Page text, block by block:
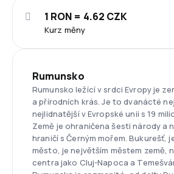
Kurz měny
1 RON = 4.62 CZK
Rumunsko
Rumunsko ležící v srdci Evropy je
a přírodních krás. Je to dvanácté
nejlidnatější v Evropské unii s 19
Země je ohraničena šesti národy a
hraničí s Černým mořem. Bukurešť,
město, je největším městem země,
centra jako Cluj-Napoca a